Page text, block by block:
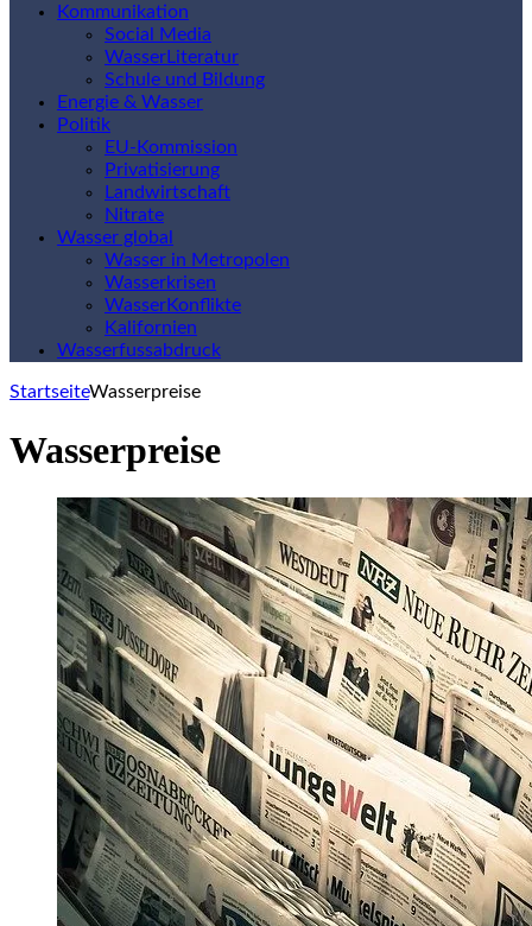
Kommunikation
Social Media
WasserLiteratur
Schule und Bildung
Energie & Wasser
Politik
EU-Kommission
Privatisierung
Landwirtschaft
Nitrate
Wasser global
Wasser in Metropolen
Wasserkrisen
WasserKonflikte
Kalifornien
Wasserfussabdruck
StartseiteWasserpreise
Wasserpreise